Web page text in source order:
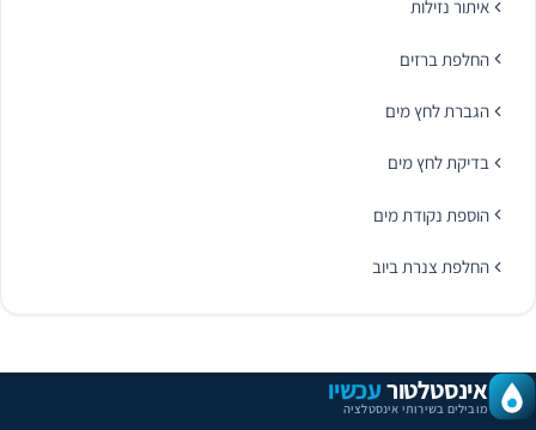
איתור נזילות
החלפת ברזים
הגברת לחץ מים
בדיקת לחץ מים
הוספת נקודת מים
החלפת צנרת ביוב
אינסטלטורעכשיו
מובילים בשירותי אינסטלציה